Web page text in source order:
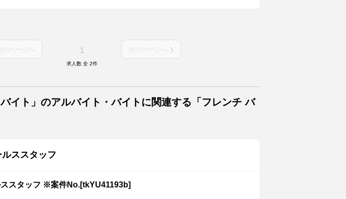
のページへ 1 次のページへ
求人数 全 2件
バイト」のアルバイト・バイトに関連する「フレンチ バ
ススタッフ
スタッフ ※案件No.[tkYU41193b]